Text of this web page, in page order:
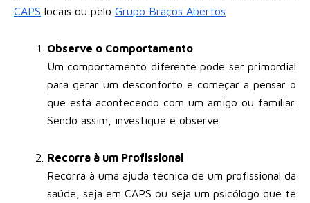
CAPS locais ou pelo Grupo Braços Abertos
Observe o Comportamento
Um comportamento diferente pode ser primordial
para gerar um desconforto e começar a pensar o
que está acontecendo com um amigo ou familiar.
Sendo assim, investigue e observe.
Recorra à um Profissional
Recorra à uma ajuda técnica de um profissional da
saúde, seja em CAPS ou seja um psicólogo que te